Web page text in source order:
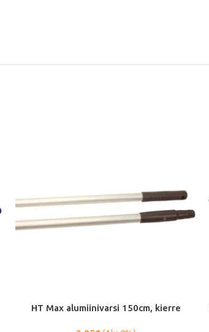
HT Max alumiinivarsi 150cm, kierre